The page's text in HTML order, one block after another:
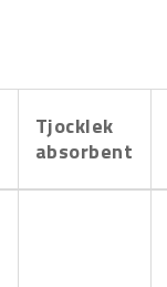
Tjocklek
absorbent